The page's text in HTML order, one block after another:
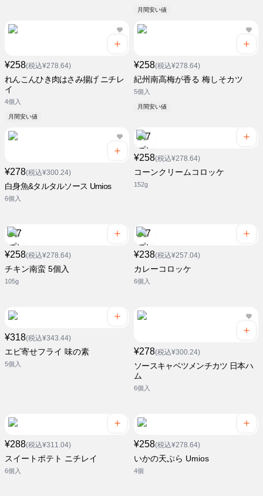
月間安い値
¥258(税込¥278.64)
れんこんひき肉はさみ揚げ ニチレ
イ
4個入
月間安い値
¥258(税込¥278.64)
紀州南高梅が香る 梅しそカツ
5個入
月間安い値
¥278(税込¥300.24)
白身魚&タルタルソース Umios
6個入
¥258(税込¥278.64)
コーンクリームコロッケ
152g
¥258(税込¥278.64)
チキン南蛮 5個入
105g
¥238(税込¥257.04)
カレーコロッケ
6個入
¥318(税込¥343.44)
エビ寄せフライ 味の素
5個入
¥278(税込¥300.24)
ソースキャベツメンチカツ 日本ハ
ム
6個入
¥288(税込¥311.04)
スイートポテト ニチレイ
6個入
¥258(税込¥278.64)
いかの天ぷら Umios
4個